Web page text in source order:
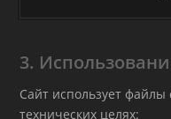
3.
Сайт использует
технических целях: